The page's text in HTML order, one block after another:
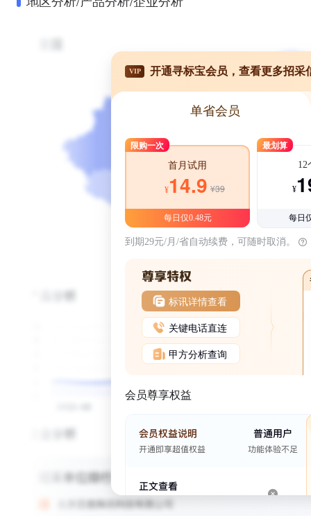
VIP 开通寻标宝会员，查看更多招采
单省会员
限购一次
首月试用
¥14.9 ¥39
每日仅0.48元
最划算
12
¥
每日
到期29元/月/省自动续费，可随时取消。
标讯详情查看
关键电话直连
甲方分析查询
会员尊享权益